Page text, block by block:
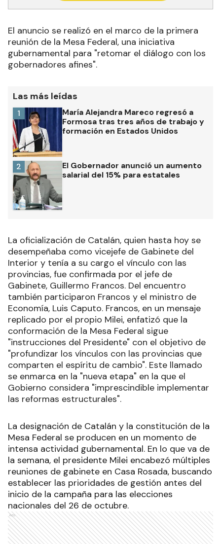
El anuncio se realizó en el marco de la primera
reunión de la Mesa Federal, una iniciativa
gubernamental para "retomar el diálogo con los
gobernadores afines".
Las más leídas
María Alejandra Mareco regresó a
Formosa tras tres años de trabajo y
formación en Estados Unidos
1
El Gobernador anunció un aumento
salarial del 15% para estatales
2
La oficialización de Catalán, quien hasta hoy se
desempeñaba como vicejefe de Gabinete del
Interior y tenía a su cargo el vínculo con las
provincias, fue confirmada por el jefe de
Gabinete, Guillermo Francos. Del encuentro
también participaron Francos y el ministro de
Economía, Luis Caputo. Francos, en un mensaje
replicado por el propio Milei, enfatizó que la
conformación de la Mesa Federal sigue
"instrucciones del Presidente" con el objetivo de
"profundizar los vínculos con las provincias que
comparten el espíritu de cambio". Este llamado
se enmarca en la "nueva etapa" en la que el
Gobierno considera "imprescindible implementar
las reformas estructurales".
La designación de Catalán y la constitución de la
Mesa Federal se producen en un momento de
intensa actividad gubernamental. En lo que va de
la semana, el presidente Milei encabezó múltiples
reuniones de gabinete en Casa Rosada, buscando
establecer las prioridades de gestión antes del
inicio de la campaña para las elecciones
nacionales del 26 de octubre.
Ads